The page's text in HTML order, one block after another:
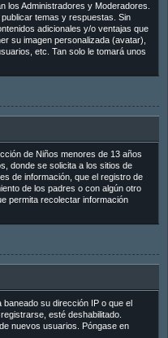
los Administradores y Moderadores.
temas y respuestas. Sin
adicionales y/o ventajas que
su imagen personalizada (avatar),
etc. Tan solo le tomará unos
de Niños menores de 13 años
donde se solicita a los sitios de
de información, que el registro de
de los padres o con algún otro
permita recolectar información
baneado su dirección IP o que el
esté deshabilitado.
nuevos usuarios. Póngase en